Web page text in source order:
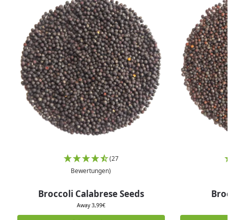
(27
Bewertungen)
Broccoli Calabrese Seeds
Away3,99€